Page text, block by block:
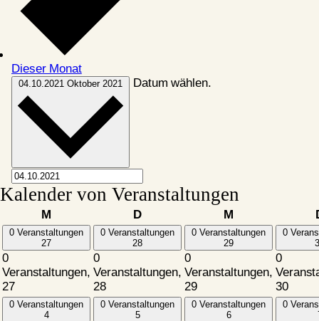
Dieser Monat
04.10.2021 Oktober 2021 Datum wählen.
Kalender von Veranstaltungen
MMontag DDienstag MMittwoch
0 Veranstaltungen
27
0
Veranstaltungen,
27
0 Veranstaltungen
28
0
Veranstaltungen,
28
0 Veranstaltungen
29
0
Veranstaltungen,
29
0
0
30
0 Veranstaltungen
4
0 Veranstaltungen
5
0 Veranstaltungen
6
0